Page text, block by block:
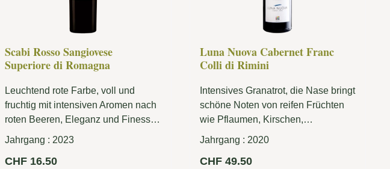
Scabi Rosso Sangiovese
Superiore di Romagna
Leuchtend rote Farbe, voll und
fruchtig mit intensiven Aromen nach
roten Beeren, Eleganz und Finesse
sind die Charakteristiken dieses
Rotweins. Weich im Abgang, ein
klassischer Sangiovese.
Jahrgang : 2023
Regulärer Preis:
CHF 16.50
Luna Nuova Cabernet Franc
Colli di Rimini
Intensives Granatrot, die Nase bringt
schöne Noten von reifen Früchten
wie Pflaumen, Kirschen,
Brombeeren und angenehme
Blumendüfte zum Ausdruck. Im
Gaumen voll, rund und tanninhaltig
Jahrgang : 2020
Regulärer Preis:
CHF 49.50